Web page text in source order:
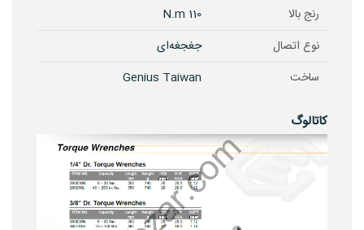
رنج بالا
110 N.m
نوع اتصال
جغجغه‌ای
ساخت
Genius Taiwan
کاتالوگ